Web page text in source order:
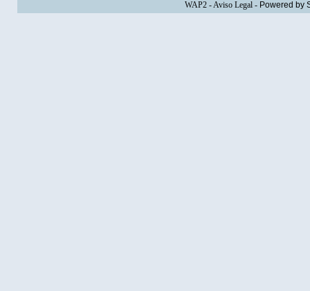
WAP2-Aviso Legal- Powered by